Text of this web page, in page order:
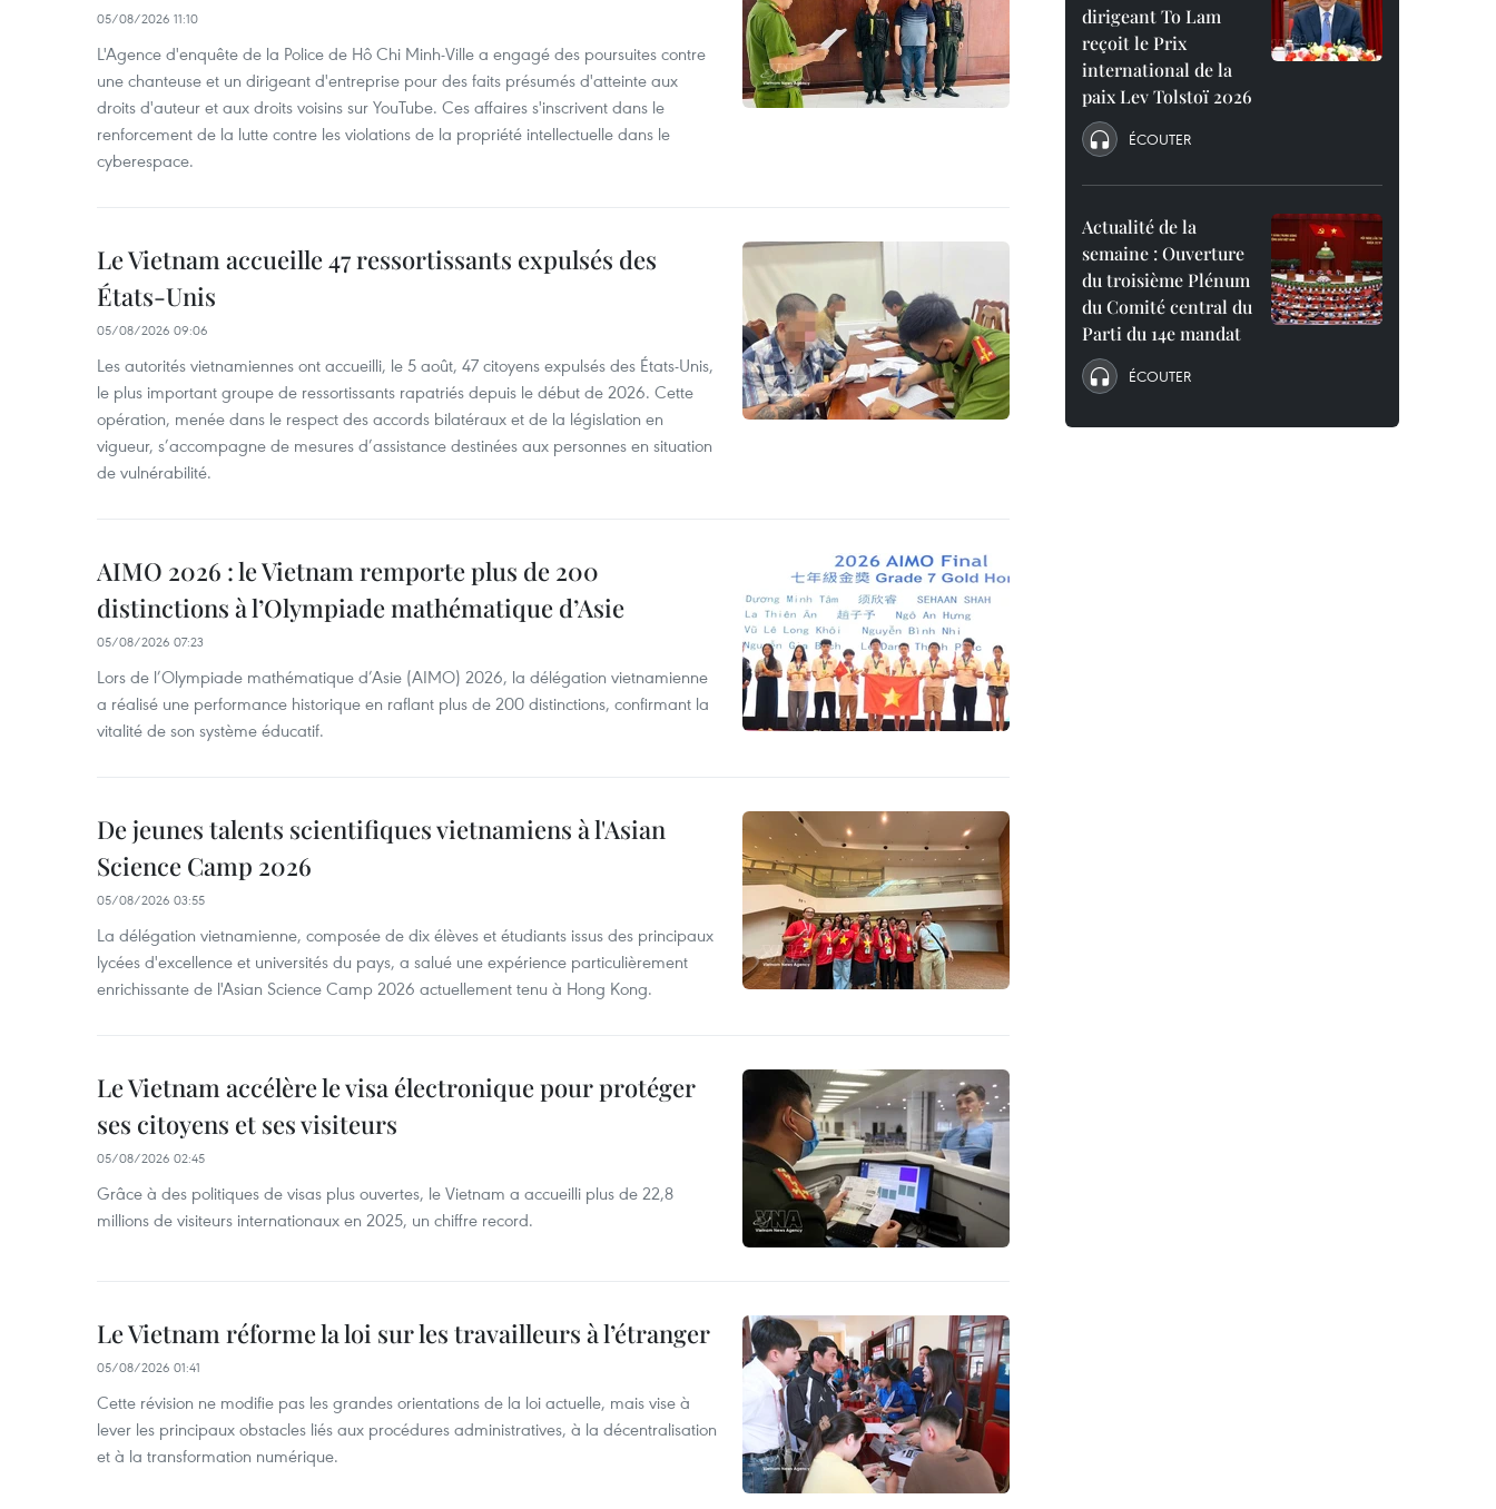
05/08/2026 11:10
L'Agence d'enquête de la Police de Hô Chi Minh-Ville a engagé des poursuites contre
une chanteuse et un dirigeant d'entreprise pour des faits présumés d'atteinte aux
droits d'auteur et aux droits voisins sur YouTube. Ces affaires s'inscrivent dans le
renforcement de la lutte contre les violations de la propriété intellectuelle dans le
cyberespace.
Le Vietnam accueille 47 ressortissants expulsés des
États-Unis
05/08/2026 09:06
Les autorités vietnamiennes ont accueilli, le 5 août, 47 citoyens expulsés des États-Unis,
le plus important groupe de ressortissants rapatriés depuis le début de 2026. Cette
opération, menée dans le respect des accords bilatéraux et de la législation en
vigueur, s’accompagne de mesures d’assistance destinées aux personnes en situation
de vulnérabilité.
AIMO 2026 : le Vietnam remporte plus de 200
distinctions à l’Olympiade mathématique d’Asie
05/08/2026 07:23
Lors de l’Olympiade mathématique d’Asie (AIMO) 2026, la délégation vietnamienne
a réalisé une performance historique en raflant plus de 200 distinctions, confirmant la
vitalité de son système éducatif.
De jeunes talents scientifiques vietnamiens à l'Asian
Science Camp 2026
05/08/2026 03:55
La délégation vietnamienne, composée de dix élèves et étudiants issus des principaux
lycées d'excellence et universités du pays, a salué une expérience particulièrement
enrichissante de l'Asian Science Camp 2026 actuellement tenu à Hong Kong.
Le Vietnam accélère le visa électronique pour protéger
ses citoyens et ses visiteurs
05/08/2026 02:45
Grâce à des politiques de visas plus ouvertes, le Vietnam a accueilli plus de 22,8
millions de visiteurs internationaux en 2025, un chiffre record.
Le Vietnam réforme la loi sur les travailleurs à l’étranger
05/08/2026 01:41
Cette révision ne modifie pas les grandes orientations de la loi actuelle, mais vise à
lever les principaux obstacles liés aux procédures administratives, à la décentralisation
et à la transformation numérique.
dirigeant To Lam
reçoit le Prix
international de la
paix Lev Tolstoï 2026
ÉCOUTER
Actualité de la
semaine : Ouverture
du troisième Plénum
du Comité central du
Parti du 14e mandat
ÉCOUTER